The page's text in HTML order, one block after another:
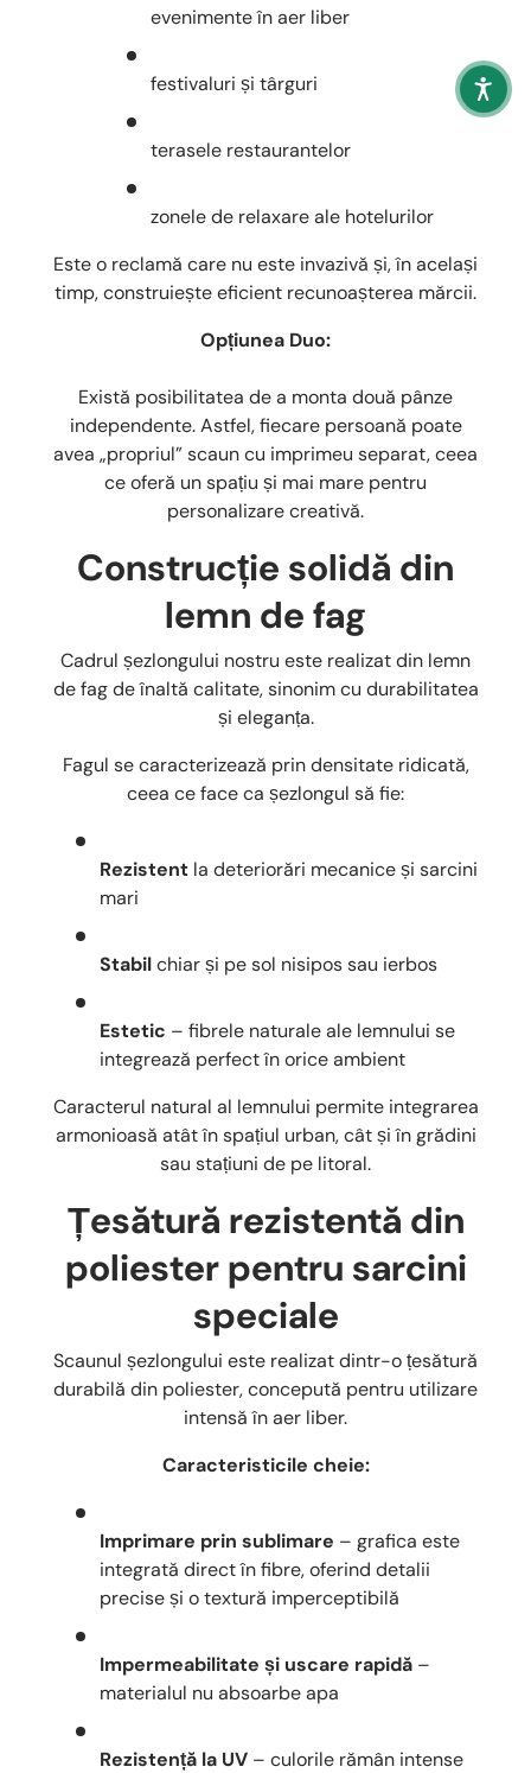
evenimente în aer liber
festivaluri și târguri
terasele restaurantelor
zonele de relaxare ale hotelurilor
Este o reclamă care nu este invazivă și, în același
timp, construiește eficient recunoașterea mărcii.
Opțiunea Duo:
Există posibilitatea de a monta două pânze
independente. Astfel, fiecare persoană poate
avea „propriul” scaun cu imprimeu separat, ceea
ce oferă un spațiu și mai mare pentru
personalizare creativă.
Construcție solidă din
lemn de fag
Cadrul șezlongului nostru este realizat din lemn
de fag de înaltă calitate, sinonim cu durabilitatea
și eleganța.
Fagul se caracterizează prin densitate ridicată,
ceea ce face ca șezlongul să fie:
Rezistent la deteriorări mecanice și sarcini
mari
Stabilchiar și pe sol nisipos sau ierbos
Estetic – fibrele naturale ale lemnului se
integrează perfect în orice ambient
Caracterul natural al lemnului permite integrarea
armonioasă atât în spațiul urban, cât și în grădini
sau stațiuni de pe litoral.
Țesătură rezistentă din
poliester pentru sarcini
speciale
Scaunul șezlongului este realizat dintr-o țesătură
durabilă din poliester, concepută pentru utilizare
intensă în aer liber.
Caracteristicile cheie:
Imprimare prin sublimare – grafica este
integrată direct în fibre, oferind detalii
precise și o textură imperceptibilă
Impermeabilitate și uscare rapidă –
materialul nu absoarbe apa
Rezistență la UV – culorile rămân intense